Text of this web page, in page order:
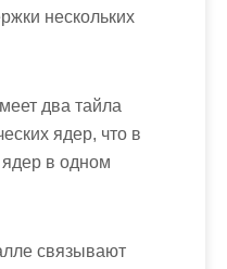
нескольких
два тайла
ядер, что в
ядер в одном
связывают